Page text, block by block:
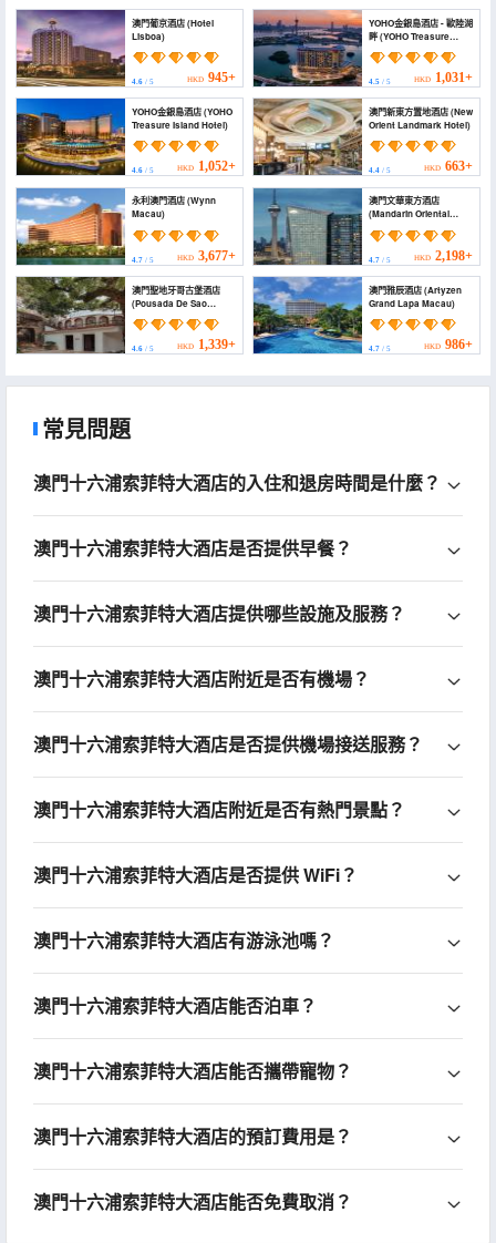
澳門葡京酒店 (Hotel
Lisboa)
4.6 / 5 HKD 945+
YOHO金銀島酒店 - 歐陸湖
畔 (YOHO Treasure
Island Hotel - Rivage
Continental)
4.5/ 5 HKD 1,031+
YOHO金銀島酒店 (YOHO
Treasure Island Hotel)
4.6 / 5 HKD 1,052+
澳門新東方置地酒店 (New
Orient Landmark Hotel)
4.4/ 5 HKD 663+
永利澳門酒店 (Wynn
Macau)
4.7 / 5 HKD 3,677+
澳門文華東方酒店
(Mandarin Oriental
Macau)
4.7/ 5 HKD 2,198+
澳門聖地牙哥古堡酒店
(Pousada De Sao
Tiago)
4.6 / 5 HKD 1,339+
澳門雅辰酒店 (Artyzen
Grand Lapa Macau)
4.7/ 5 HKD 986+
常見問題
澳門十六浦索菲特大酒店的入住和退房時間是什麼？
澳門十六浦索菲特大酒店是否提供早餐？
澳門十六浦索菲特大酒店提供哪些設施及服務？
澳門十六浦索菲特大酒店附近是否有機場？
澳門十六浦索菲特大酒店是否提供機場接送服務？
澳門十六浦索菲特大酒店附近是否有熱門景點？
澳門十六浦索菲特大酒店是否提供 WiFi？
澳門十六浦索菲特大酒店有游泳池嗎？
澳門十六浦索菲特大酒店能否泊車？
澳門十六浦索菲特大酒店能否攜帶寵物？
澳門十六浦索菲特大酒店的預訂費用是？
澳門十六浦索菲特大酒店能否免費取消？